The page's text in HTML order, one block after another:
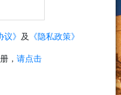
议》 及 《隐私政策》
， 请点击